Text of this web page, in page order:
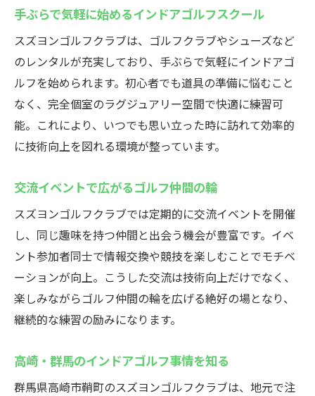
手ぶらで気軽に始めるインドアゴルフスクール
スズヨンゴルフクラブは、ゴルフクラブやシューズなど
のレンタルが充実しており、手ぶらで気軽にインドアゴ
ルフを始められます。初心者でも道具の準備に悩むこと
なく、完全個室のラグジュアリー空間で快適に練習可
能。これにより、いつでも思い立った時に訪れて効率的
に技術向上を図れる環境が整っています。
交流イベントで広がるゴルフ仲間の輪
スズヨンゴルフクラブでは定期的に交流イベントを開催
し、同じ趣味を持つ仲間と出会う機会が豊富です。イベ
ント参加者同士で情報交換や競技を楽しむことでモチベ
ーションが向上。こうした交流は技術向上だけでなく、
楽しみながらゴルフ仲間の輪を広げる絶好の場となり、
継続的な練習の励みになります。
高崎・群馬のインドアゴルフ事情を知る
群馬県高崎市鞘町のスズヨンゴルフクラブは、地元で注